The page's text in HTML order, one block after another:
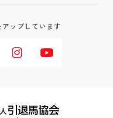
ップしています